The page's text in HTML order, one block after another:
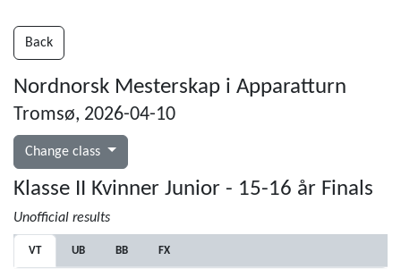
Back
Nordnorsk Mesterskap i Apparatturn
Tromsø, 2026-04-10
Change class
Klasse II Kvinner Junior - 15-16 år Finals
Unofficial results
VT UB BB FX